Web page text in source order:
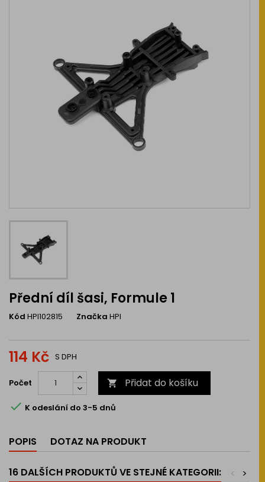
Přední díl šasi, Formule 1
Kód HPI102815 Značka HPI
114 Kč S DPH
Počet  Přidat do košíku
 K odeslání do 3-5 dnů
POPIS DOTAZ NA PRODUKT
16 DALŠÍCH PRODUKTŮ VE STEJNÉ KATEGORII: >
<